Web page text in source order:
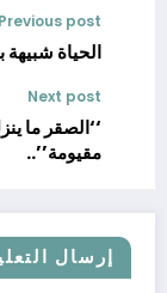
Previous post
الحياة
Next post
‘‘الصقر ما
مقيومة’’..
إرسال